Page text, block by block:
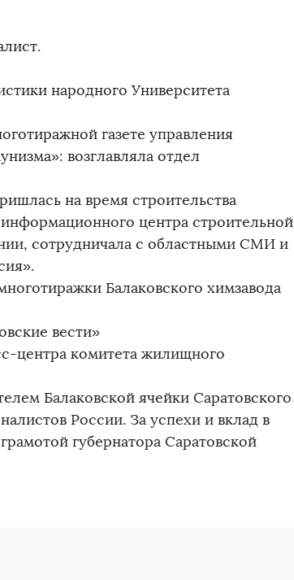
народного Университета
газете управления
возглавляла отдел
на время строительства
центра строительной
сотрудничала с областными СМИ и
Балаковского химзавода
вести»
центра комитета жилищного
Балаковской ячейки Саратовского
России. За успехи и вклад в
губернатора Саратовской